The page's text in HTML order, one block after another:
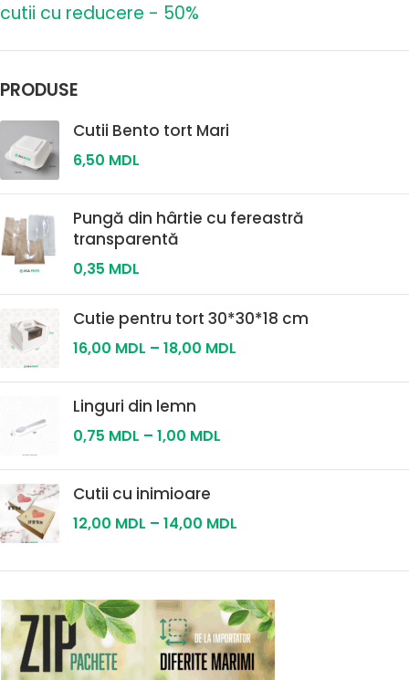
cutii cu reducere - 50%
PRODUSE
Cutii Bento tort Mari
6,50 MDL
Pungă din hârtie cu fereastră
transparentă
0,35 MDL
Cutie pentru tort 30*30*18 cm
16,00 MDL – 18,00 MDL
Linguri din lemn
0,75 MDL – 1,00 MDL
Cutii cu inimioare
12,00 MDL – 14,00 MDL